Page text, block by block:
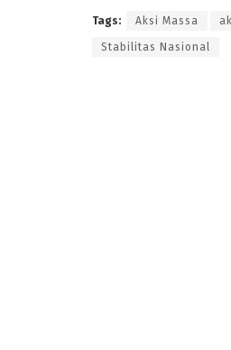
Tags: Aksi Massa
Stabilitas Nasional